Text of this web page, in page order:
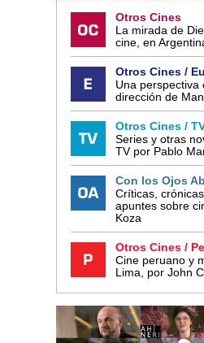
Otros Cines
La mirada de
cine, en
Otros Cines /
Una perspectiva
dirección de
Otros Cines /
Series y otras
TV por Pablo
Con los Ojos
Críticas,
apuntes sobre
Koza
Otros Cines /
Cine peruano y
Lima, por John